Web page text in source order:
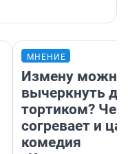
МНЕНИЕ
Измену можно
вычеркнуть
тортиком? Чем
согревает и
комедия